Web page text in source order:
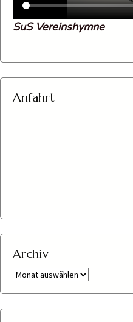
SuS Vereinshymne
Anfahrt
Archiv
Archiv